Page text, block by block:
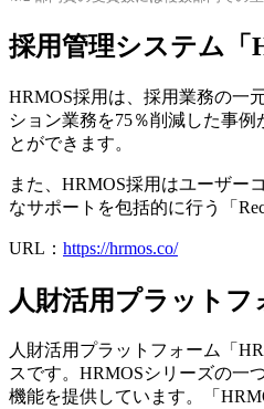
採用管理システム「
HRMOS採用は、採用業務の一
ション業務を75％削減した事
とができます。
また、HRMOS採用はユーザー
なサポートを包括的に行う「
URL： https://hrmos.co/
人財活用プラット
人財活用プラットフォーム「
スです。HRMOSシリーズの一
機能を提供しています。「